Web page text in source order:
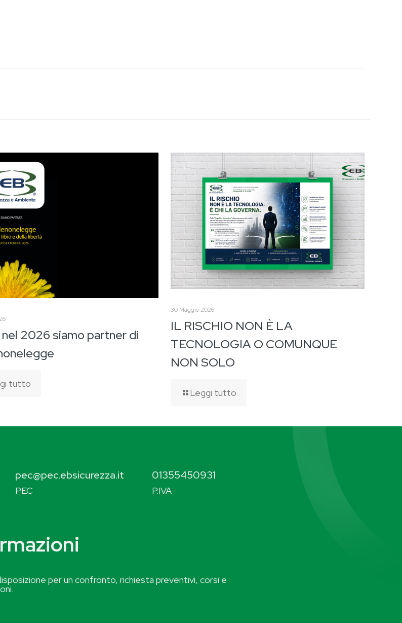
2026 siamo partner di
tutto
30 Maggio 2026
IL RISCHIO NON È LA
TECNOLOGIA O COMUNQUE
NON SOLO
Leggi tutto
pec@pec.ebsicurezza.it
PEC
01355450931
P.IVA
per un confronto, richiesta preventivi, corsi e